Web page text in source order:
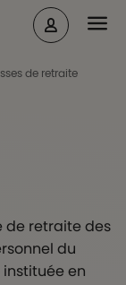
de retraite
de retraite des
du
en